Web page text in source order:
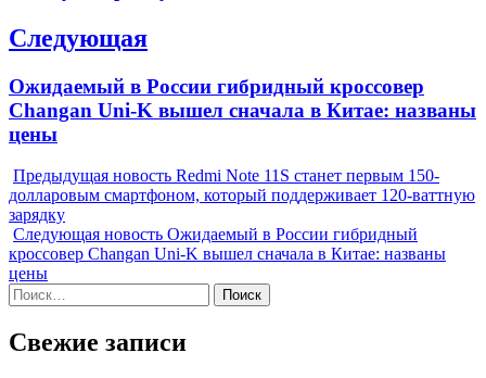
Следующая
Next
post:
Ожидаемый в России гибридный кроссовер
Changan Uni-K вышел сначала в Китае: названы
цены
Предыдущая новость Redmi Note 11S станет первым 150-
долларовым смартфоном, который поддерживает 120-ваттную
зарядку
Следующая новость Ожидаемый в России гибридный
кроссовер Changan Uni-K вышел сначала в Китае: названы
цены
Найти:
Свежие записи